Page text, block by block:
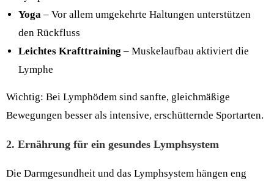
Yoga – Vor allem umgekehrte Haltungen unterstützen
den Rückfluss
Leichtes Krafttraining – Muskelaufbau aktiviert die
Lymphe
Wichtig: Bei Lymphödem sind sanfte, gleichmäßige
Bewegungen besser als intensive, erschütternde Sportarten.
2. Ernährung für ein gesundes Lymphsystem
Die Darmgesundheit und das Lymphsystem hängen eng